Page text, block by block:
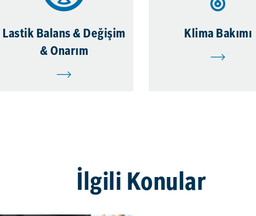
Lastik Balans & Değişim
& Onarım
Klima Bakımı
İlgili Konular